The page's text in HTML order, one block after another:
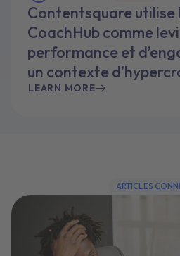
Contentsquare utilise
CoachHub comme
performance et
un contexte
LEARN MORE
ARTICLES